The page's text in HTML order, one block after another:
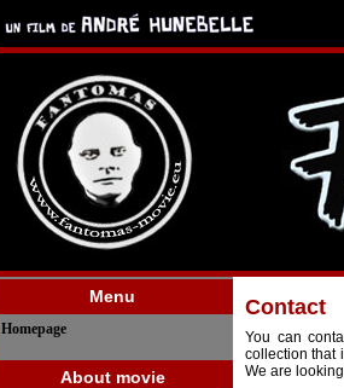
Menu
Homepage
About movie
Contact
You can
collection that
We are